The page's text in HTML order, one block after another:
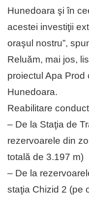
Hunedoara şi în
acestei investiţii
oraşul nostru”,
Reluăm, mai jos,
proiectul Apa
Hunedoara.
Reabilitare
– De la Staţia de
rezervoarele din
totală de 3.197 m)
– De la
staţia Chizid 2 (pe